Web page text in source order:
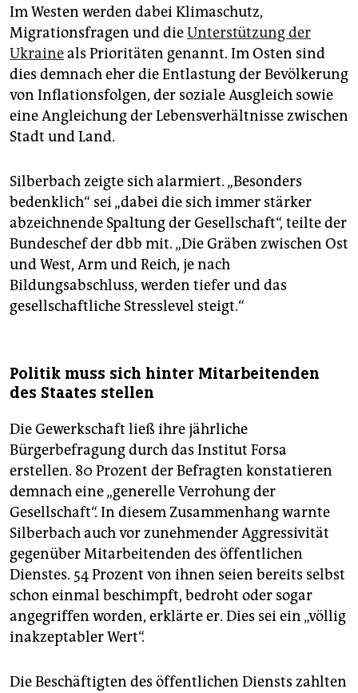
Im Westen werden dabei Klimaschutz,
Migrationsfragen und dieUnterstützung der
Ukraineals Prioritäten genannt. Im Osten sind
dies demnach eher die Entlastung der Bevölkerung
von Inflationsfolgen, der soziale Ausgleich sowie
eine Angleichung der Lebensverhältnisse zwischen
Stadt und Land.
Silberbach zeigte sich alarmiert. „Besonders
bedenklich“ sei „dabei die sich immer stärker
abzeichnende Spaltung der Gesellschaft“, teilte der
Bundeschef der dbb mit. „Die Gräben zwischen Ost
und West, Arm und Reich, je nach
Bildungsabschluss, werden tiefer und das
gesellschaftliche Stresslevel steigt.“
Politik muss sich hinter Mitarbeitenden
des Staates stellen
Die Gewerkschaft ließ ihre jährliche
Bürgerbefragung durch das Institut Forsa
erstellen. 80 Prozent der Befragten konstatieren
demnach eine „generelle Verrohung der
Gesellschaft“. In diesem Zusammenhang warnte
Silberbach auch vor zunehmender Aggressivität
gegenüber Mitarbeitenden des öffentlichen
Dienstes. 54 Prozent von ihnen seien bereits selbst
schon einmal beschimpft, bedroht oder sogar
angegriffen worden, erklärte er. Dies sei ein „völlig
inakzeptabler Wert“.
Die Beschäftigten des öffentlichen Diensts zahlten